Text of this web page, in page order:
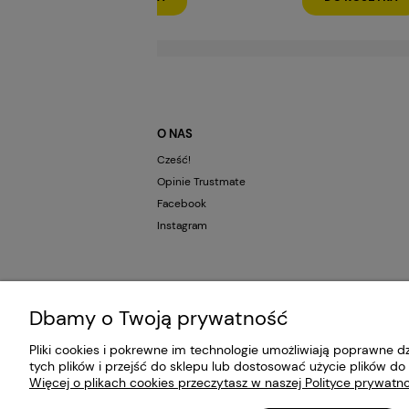
O NAS
Cześć!
Opinie Trustmate
Facebook
Instagram
Dbamy o Twoją prywatność
Pliki cookies i pokrewne im technologie umożliwiają poprawne
tych plików i przejść do sklepu lub dostosować użycie plików
Więcej o plikach cookies przeczytasz w naszej Polityce